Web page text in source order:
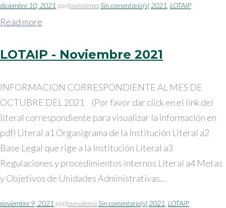
diciembre 10, 2021 porfpumalema Sin comentario(s) 2021 LOTAIP
Read more
LOTAIP - Noviembre 2021
INFORMACION CORRESPONDIENTE AL MES DE
OCTUBRE DEL 2021 (Por favor dar click en el link del
literal correspondiente para visualizar la información en
pdf) Literal a1 Organigrama de la Institución Literal a2
Base Legal que rige a la Institución Literal a3
Regulaciones y procedimientos internos Literal a4 Metas
y Objetivos de Unidades Administrativas…
noviembre 9, 2021 porfpumalema Sin comentario(s) 2021, LOTAIP